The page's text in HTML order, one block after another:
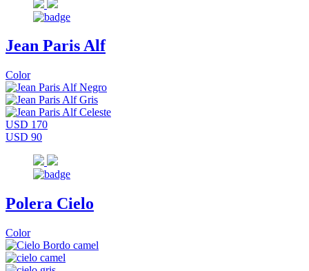
Jean Paris Alf
Color
USD 170
USD 90
Polera Cielo
Color